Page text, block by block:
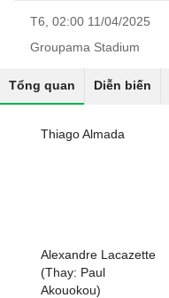
T6, 02:00 11/04/2025
Groupama Stadium
Tổng quan Diễn biến
Thiago Almada
Alexandre Lacazette
(Thay: Paul
Akouokou)